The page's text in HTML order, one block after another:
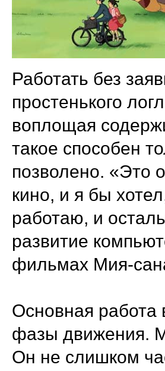
Работать без
простенького
воплощая
такое способен
позволено. «Это
кино, и я бы
работаю, и
развитие
фильмах Мия-
Основная работа
фазы движения.
Он не слишком